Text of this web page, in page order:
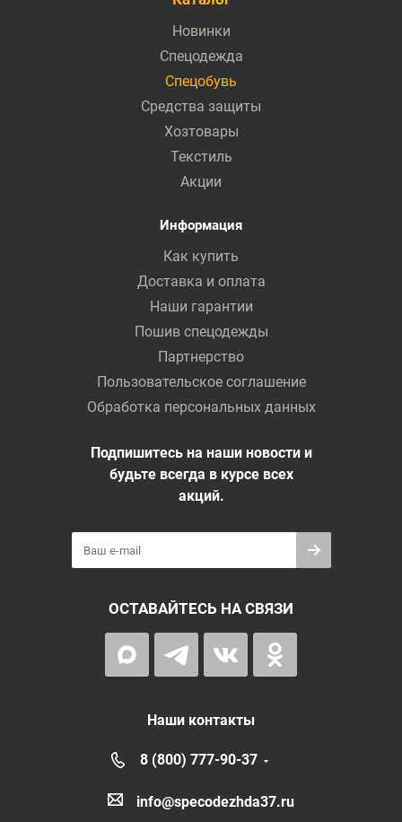
Новинки
Спецодежда
Спецобувь
Средства защиты
Хозтовары
Текстиль
Акции
Информация
Как купить
Доставка и оплата
Наши гарантии
Пошив спецодежды
Партнерство
Пользовательское соглашение
Обработка персональных данных
Подпишитесь на наши новости и
будьте всегда в курсе всех
акций.
ОСТАВАЙТЕСЬ НА СВЯЗИ
Наши контакты
8 (800) 777-90-37
info@specodezhda37.ru